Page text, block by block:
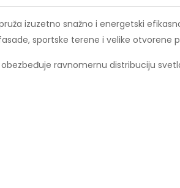
izuzetno snažno i energetski
sportske terene i velike otvorene
obezbeđuje ravnomernu distribuciju